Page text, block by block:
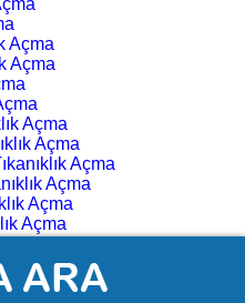
Açma
Açma
Açma
Açma
Açma
Açma
Açma
Açma
Açma
Açma
Açma